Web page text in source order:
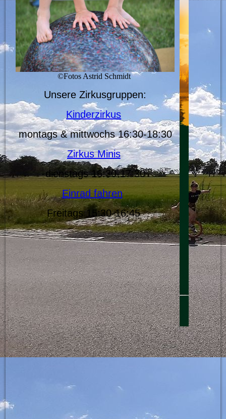
©Fotos Astrid Schmidt
Unsere Zirkusgruppen:
Kinderzirkus
montags & mittwochs 16:30-18:30
Zirkus Minis
dienstags 16:30-17:30
Einrad fahren
Freitags 15:30-16:45